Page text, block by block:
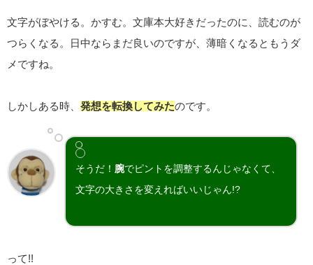
文字がぼやける。かすむ。文庫本大好きだったのに、読むのが
つらくなる。日中ならまだ良いのですが、薄暗くなるともうダ
メですね。
しかしある時、 発想を転換してみたのです。
そうだ！ 腕でピントを調整するんじゃなくて、
文字の大きさを変えればいいじゃん!?
って!!